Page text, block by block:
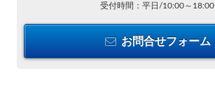
受付時間：平日/10:00～18:00
お問合せフォーム